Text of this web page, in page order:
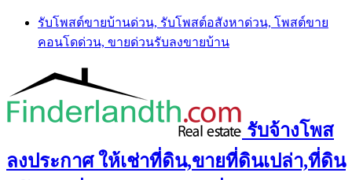
Skip
content
รับโพสต์ขายบ้านด่วน, รับโพสต์อสังหาด่วน, โพสต์ขาย
คอนโดด่วน, ขายด่วนรับลงขายบ้าน
รับจ้างโพส
ลงประกาศ ให้เช่าที่ดิน,ขายที่ดินเปล่า,ที่ดิน